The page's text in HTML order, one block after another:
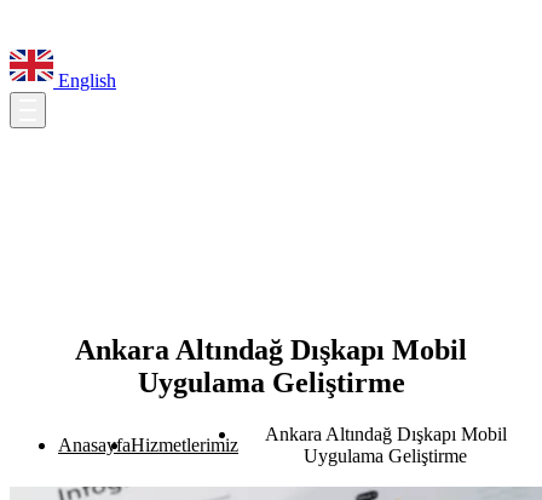
English
Ankara Altındağ Dışkapı Mobil
Uygulama Geliştirme
AnasayfaHizmetlerimiz
Ankara Altındağ Dışkapı Mobil
Uygulama Geliştirme